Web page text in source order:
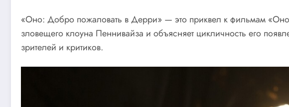
«Оно: Добро пожаловать в Дерри» — это приквел к фильмам
зловещего клоуна Пеннивайза и объясняет цикличность его
зрителей и критиков.